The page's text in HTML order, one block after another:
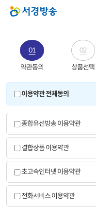
01
약관동의
02
상품선택
이용약관 전체동의
종합유선방송 이용약관
결합상품 이용약관
초고속인터넷 이용약관
전화서비스 이용약관